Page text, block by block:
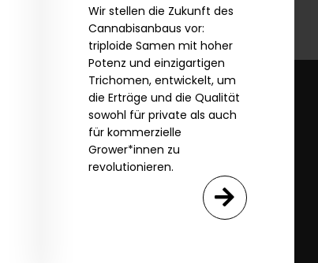
Wir stellen die Zukunft des
Cannabisanbaus vor:
triploide Samen mit hoher
Potenz und einzigartigen
Trichomen, entwickelt, um
die Erträge und die Qualität
sowohl für private als auch
für kommerzielle
Grower*innen zu
revolutionieren.